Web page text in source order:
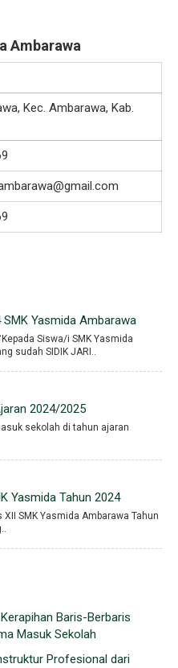
Ambarawa
Kec. Ambarawa, Kab.
Yasmida Ambarawa
Siswa/i SMK Yasmida
sudah SIDIK JARI..
2024/2025
sekolah di tahun ajaran
Yasmida Tahun 2024
SMK Yasmida Ambarawa Tahun
Baris-Berbaris
Masuk Sekolah
Profesional dari